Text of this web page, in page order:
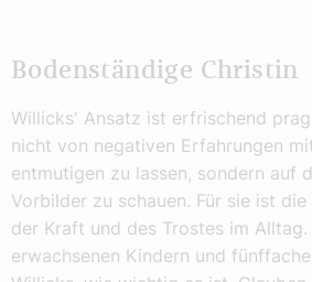
Bodenständige Christin
Willicks' Ansatz ist erfrischend
nicht von negativen Erfahrungen
entmutigen zu lassen, sondern auf
Vorbilder zu schauen. Für sie ist die
der Kraft und des Trostes im
erwachsenen Kindern und